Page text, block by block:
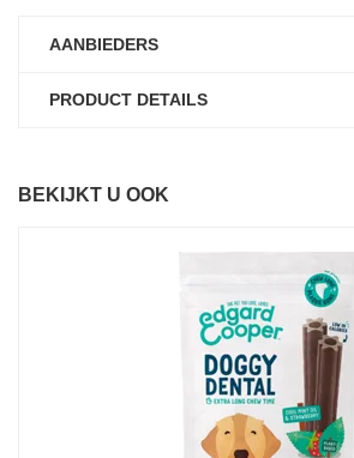
AANBIEDERS
PRODUCT DETAILS
BEKIJKT U OOK